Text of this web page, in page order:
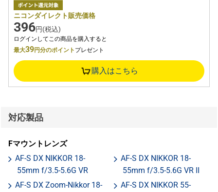
ニコンダイレクト販売価格
396円(税込)
ログインしてこの商品を購入すると
最大39円分のポイント プレゼント
購入はこちら
対応製品
Fマウントレンズ
AF-S DX NIKKOR 18-
55mm f/3.5-5.6G VR
AF-S DX NIKKOR 18-
55mm f/3.5-5.6G VR II
AF-S DX Zoom-Nikkor 18-
AF-S DX NIKKOR 55-